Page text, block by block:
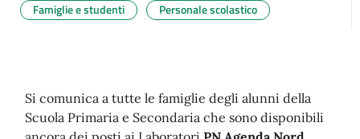
Famiglie e studenti Personale scolastico
Si comunica a tutte le famiglie degli alunni della
Scuola Primaria e Secondaria che sono disponibili